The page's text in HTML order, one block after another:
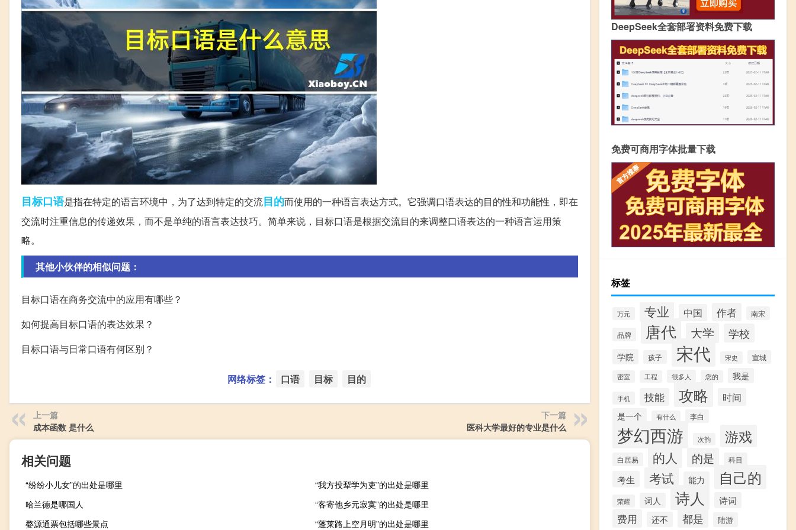
目标口语是指在特定的语言环境中，为了达到特定的交流目的而使用的一种语言表达方式。它强调口语表达的目的性和功能性，即在
交流时注重信息的传递效果，而不是单纯的语言表达技巧。简单来说，目标口语是根据交流目的来调整口语表达的一种语言运用策
略。
其他小伙伴的相似问题：
目标口语在商务交流中的应用有哪些？
如何提高目标口语的表达效果？
目标口语与日常口语有何区别？
网络标签： 口语 目标 目的
上一篇
成本函数 是什么
下一篇
医科大学最好的专业是什么
相关问题
“纷纷小儿女”的出处是哪里
“我方投犁学为吏”的出处是哪里
哈兰德是哪国人
“客寄他乡元寂寞”的出处是哪里
婺源通票包括哪些景点
“蓬莱路上空月明”的出处是哪里
DeepSeek全套部署资料免费下载
免费可商用字体批量下载
标签
万元 专业 中国 作者 南宋
品牌 唐代 大学 学校
学院 孩子 宋代 宋史 宣城
密室 工程 很多人 您的 我是
手机 技能 攻略 时间
是一个 有什么 李白
梦幻西游 次韵 游戏
白居易 的人 的是 科目
考生 考试 能力 自己的
荣耀 词人 诗人 诗词
费用 还不 都是 陆游